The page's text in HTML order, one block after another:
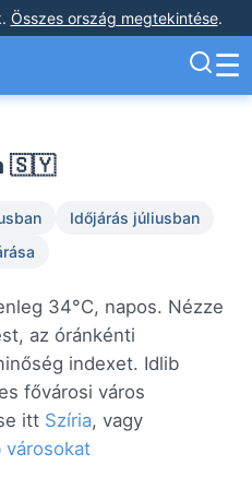
. Összes ország megtekintése.
☰
🇸🇾
Időjárás júliusban
34°C, napos. Nézze
az óránkénti
indexet. Idlib
fővárosi város
itt Szíria, vagy
városokat